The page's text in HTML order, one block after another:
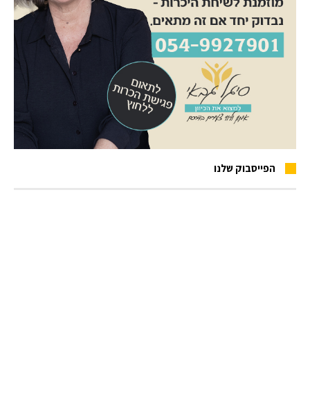
הפייסבוק שלנו